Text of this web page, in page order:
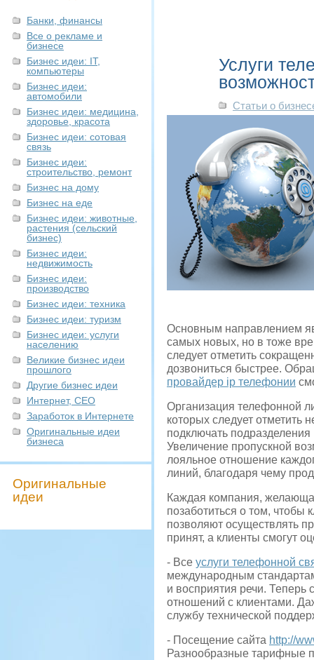
Банки, финансы
Все о рекламе и
бизнесе
Бизнес идеи: IT,
компьютеры
Бизнес идеи:
автомобили
Бизнес идеи: медицина,
здоровье, красота
Бизнес идеи: сотовая
связь
Бизнес идеи:
строительство, ремонт
Бизнес на дому
Бизнес на еде
Бизнес идеи: животные,
растения (сельский
бизнес)
Бизнес идеи:
недвижимость
Бизнес идеи:
производство
Бизнес идеи: техника
Бизнес идеи: туризм
Бизнес идеи: услуги
населению
Великие бизнес идеи
прошлого
Другие бизнес идеи
Интернет, СЕО
Заработок в Интернете
Оригинальные идеи
бизнеса
Оригинальные
идеи
Услуги
Статьи о
Основным направлением
самых новых, но в тоже
следует отметить
дозвониться быстрее.
провайдер ip телефонии
Организация телефонной
которых следует отметить
подключать
Увеличение пропускной
лояльное отношение
линий, благодаря чему
Каждая компания,
позаботиться о том, чтобы
позволяют осуществлять
принят, а клиенты смогут
- Все услуги телефонной
международным
и восприятия речи. Теперь
отношений с клиентами.
службу технической
- Посещение сайта http://
Разнообразные тарифные